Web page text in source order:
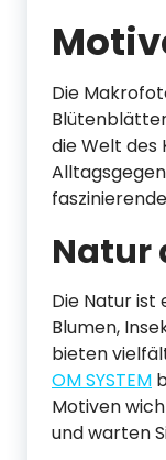
Die
die Welt des
Natur
Die Natur ist
Blumen,
bieten
OM SYSTEM
Motiven
und warten